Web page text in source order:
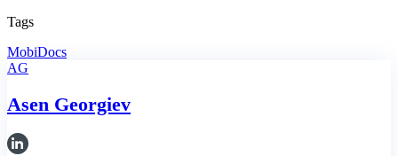
Tags
MobiDocs
AG
Asen Georgiev